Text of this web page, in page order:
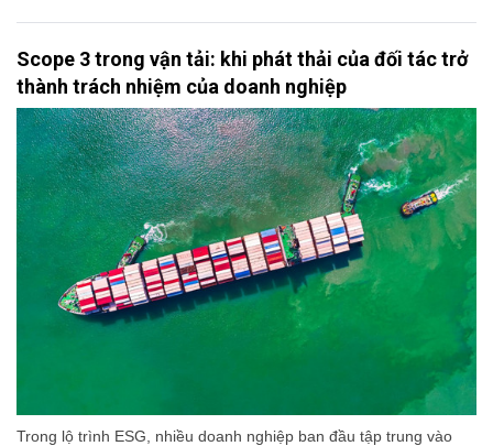
Scope 3 trong vận tải: khi phát thải của đối tác trở
thành trách nhiệm của doanh nghiệp
Trong lộ trình ESG, nhiều doanh nghiệp ban đầu tập trung vào